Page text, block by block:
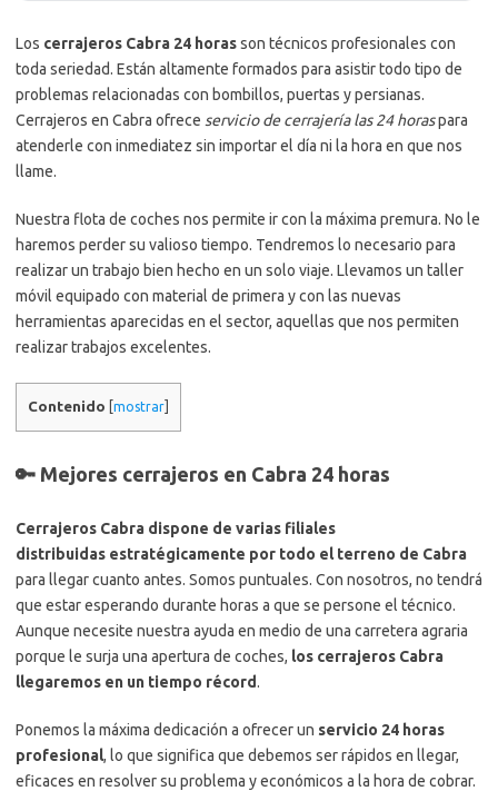
Los cerrajeros Cabra 24 horasson técnicos profesionales con
toda seriedad. Están altamente formados para asistir todo tipo de
problemas relacionadas con bombillos, puertas y persianas.
Cerrajeros en Cabra ofrece servicio de cerrajería las 24 horaspara
atenderle con inmediatez sin importar el día ni la hora en que nos
llame.
Nuestra flota de coches nos permite ir con la máxima premura. No le
haremos perder su valioso tiempo. Tendremos lo necesario para
realizar un trabajo bien hecho en un solo viaje. Llevamos un taller
móvil equipado con material de primera y con las nuevas
herramientas aparecidas en el sector, aquellas que nos permiten
realizar trabajos excelentes.
Contenido [mostrar
🔑 Mejores cerrajeros en Cabra 24 horas
Cerrajeros Cabra dispone de varias filiales
distribuidas estratégicamente por todo el terreno de Cabra
para llegar cuanto antes. Somos puntuales. Con nosotros, no tendrá
que estar esperando durante horas a que se persone el técnico.
Aunque necesite nuestra ayuda en medio de una carretera agraria
porque le surja una apertura de coches, los cerrajeros Cabra
llegaremos en un tiempo récord.
Ponemos la máxima dedicación a ofrecer un servicio 24 horas
profesional, lo que significa que debemos ser rápidos en llegar,
eficaces en resolver su problema y económicos a la hora de cobrar.